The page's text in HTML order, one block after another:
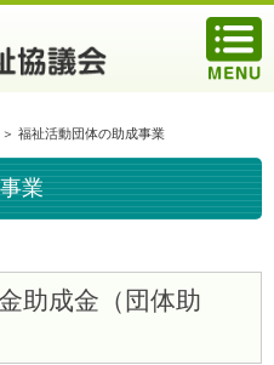
＞ 福祉活動団体の助成事業
業
助成金（団体助